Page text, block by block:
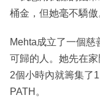
桶金，但她毫不驕傲
Mehta成立了一個慈
可歸的人。她先在
2個小時內就籌集了
PATH。